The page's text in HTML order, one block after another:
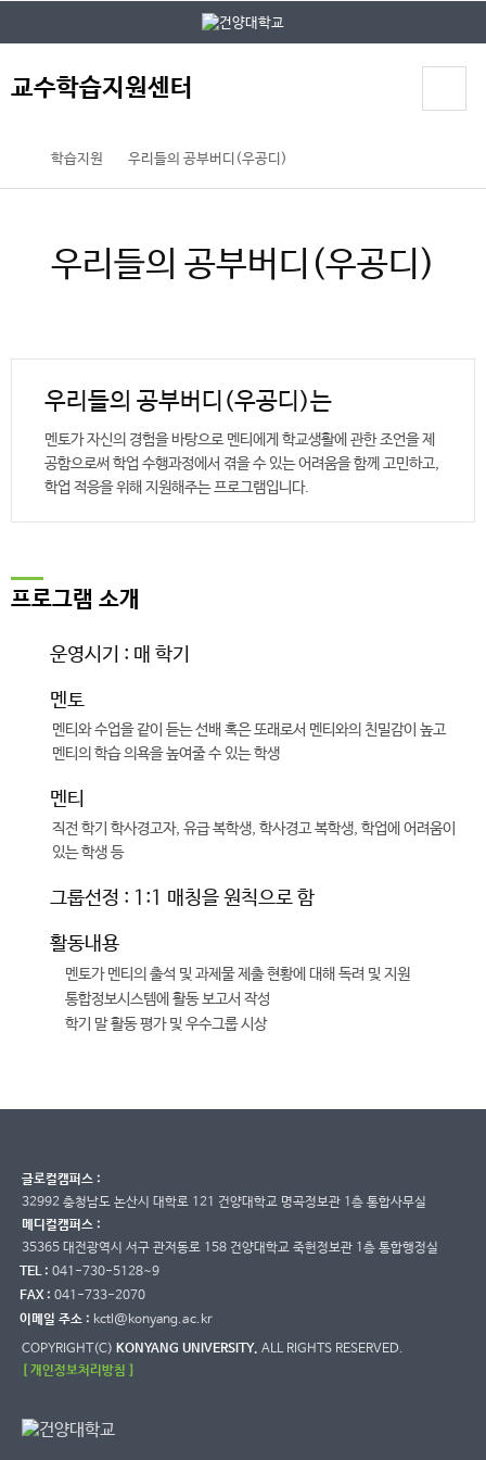
교수학습지원센터
학습지원 우리들의 공부버디(우공디)
우리들의 공부버디(우공디)
우리들의 공부버디(우공디)는
멘토가 자신의 경험을 바탕으로 멘티에게 학교생활에 관한 조언을 제
공함으로써 학업 수행과정에서 겪을 수 있는 어려움을 함께 고민하고,
학업 적응을 위해 지원해주는 프로그램입니다.
프로그램 소개
운영시기 : 매 학기
멘토
멘티와 수업을 같이 듣는 선배 혹은 또래로서 멘티와의 친밀감이 높고
멘티의 학습 의욕을 높여줄 수 있는 학생
멘티
직전 학기 학사경고자, 유급 복학생, 학사경고 복학생, 학업에 어려움이
있는 학생 등
그룹선정 : 1:1 매칭을 원칙으로 함
활동내용
멘토가 멘티의 출석 및 과제물 제출 현황에 대해 독려 및 지원
통합정보시스템에 활동 보고서 작성
학기 말 활동 평가 및 우수그룹 시상
글로컬캠퍼스 :
32992 충청남도 논산시 대학로 121 건양대학교 명곡정보관 1층 통합사무실
메디컬캠퍼스 :
35365 대전광역시 서구 관저동로 158 건양대학교 죽헌정보관 1층 통합행정실
TEL : 041-730-5128~9
FAX : 041-733-2070
이메일 주소 : kctl@konyang.ac.kr
COPYRIGHT(C) KONYANG UNIVERSITY. ALL RIGHTS RESERVED.
[ 개인정보처리방침 ]